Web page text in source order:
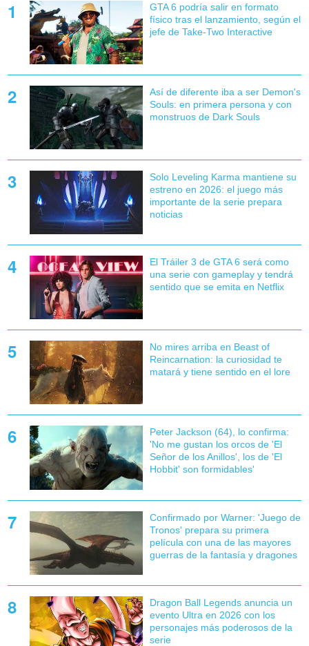
GTA 6 podría salir en formato
físico tras el lanzamiento, según el
jefe de Take-Two Interactive
Así de diferente iba a ser Demon's
Souls: en primera persona y con
monstruos de Dark Souls
Solo Leveling Karma mantiene su
estreno en 2026: el juego más
importante de la serie prepara
noticias
El Tráiler 3 de GTA 6 será como
una serie con gameplay y tendrá
sentido que se emita en Netflix
No mires arriba en Beast of
Reincarnation: la curiosidad te
matará y tiene sentido en el lore
Peter Jackson (64), lo confirma:
'No me gustan los orcos de 'El
Señor de los Anillos', los de 'El
Hobbit' son formidables'
Confirmado por Warner: 'Juego de
Tronos' prepara su primera
película con una de las mayores
guerras de la fantasía y dragones
Dragon Ball Legends anuncia un
evento Ultra en 2026 con los
personajes más poderosos de la
serie